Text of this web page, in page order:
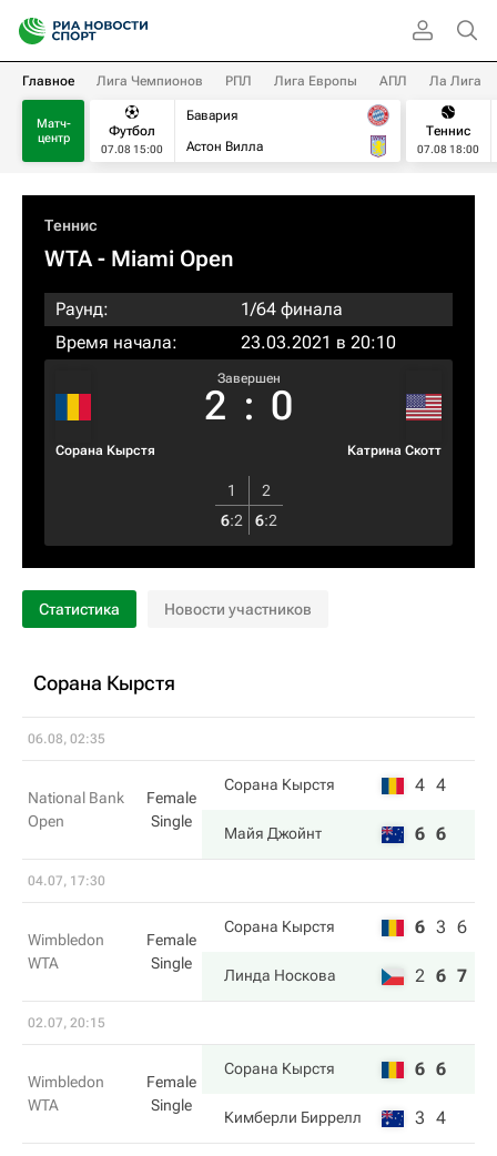
Главное Лига Чемпионов РПЛ Лига Европы АПЛ Ла Лига
Матч-
центр
Футбол
07.08 15:00
Бавария
Астон Вилла
Теннис
07.08 18:00
Теннис
WTA- Miami Open
Раунд:
1/64 финала
Время начала:
23.03.2021 в 20:10
Сорана Кырстя
Завершен
2 : 0
Катрина Скотт
1
2
6:2 6:2
Статистика Новости участников
Сорана Кырстя
06.08, 02:35
National Bank
Open
Female
Single
Сорана Кырстя 4 4
Майя Джойнт 6 6
04.07, 17:30
Wimbledon
WTA
Female
Single
Сорана Кырстя 6 3 6
Линда Носкова 2 6 7
02.07, 20:15
Wimbledon
WTA
Female
Single
Сорана Кырстя 6 6
Кимберли Биррелл 3 4